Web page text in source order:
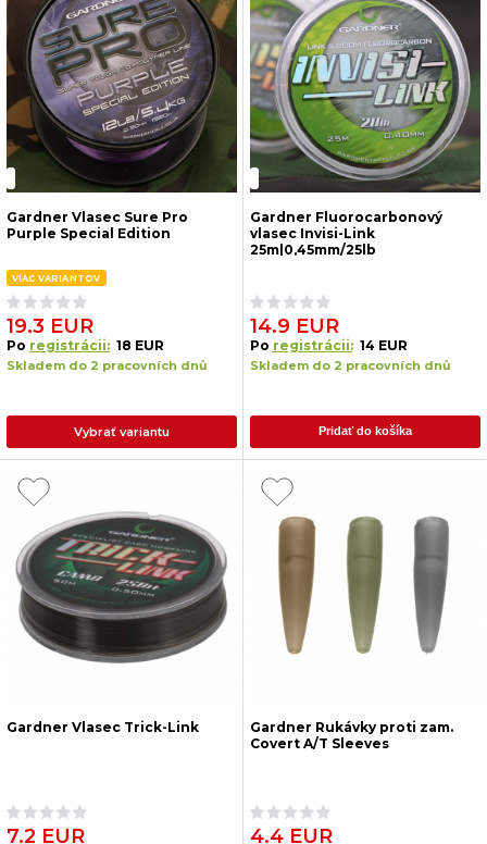
Gardner Vlasec Sure Pro
Purple Special Edition
VIAC VARIANTOV
19.3 EUR
Po registrácii: 18 EUR
Skladem do 2 pracovních dnů
Vybrať variantu
Gardner Fluorocarbonový
vlasec Invisi-Link
25m|0,45mm/25lb
14.9 EUR
Po registrácii: 14 EUR
Skladem do 2 pracovních dnů
Pridať do košíka
Gardner Vlasec Trick-Link
7.2 EUR
Gardner Rukávky proti zam.
Covert A/T Sleeves
4.4 EUR